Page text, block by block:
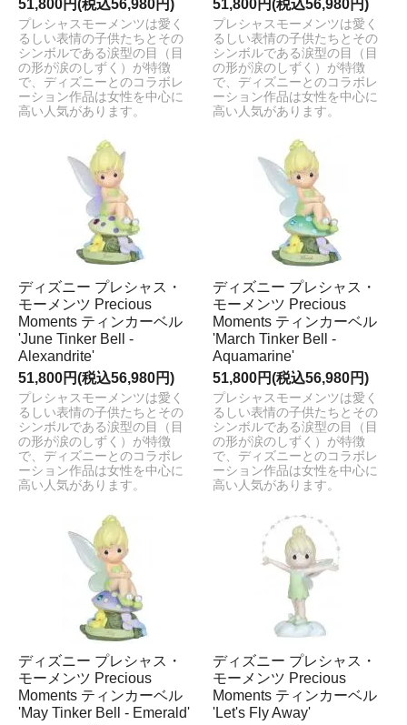
51,800円(税込56,980円)
プレシャスモーメンツは愛く
るしい表情の子供たちとその
シンボルである涙型の目（目
の形が涙のしずく）が特徴
で、ディズニーとのコラボレ
ーション作品は女性を中心に
高い人気があります。
51,800円(税込56,980円)
プレシャスモーメンツは愛く
るしい表情の子供たちとその
シンボルである涙型の目（目
の形が涙のしずく）が特徴
で、ディズニーとのコラボレ
ーション作品は女性を中心に
高い人気があります。
ディズニー プレシャス・
モーメンツ Precious
Moments ティンカーベル
'June Tinker Bell -
Alexandrite'
51,800円(税込56,980円)
プレシャスモーメンツは愛く
るしい表情の子供たちとその
シンボルである涙型の目（目
の形が涙のしずく）が特徴
で、ディズニーとのコラボレ
ーション作品は女性を中心に
高い人気があります。
ディズニー プレシャス・
モーメンツ Precious
Moments ティンカーベル
'March Tinker Bell -
Aquamarine'
51,800円(税込56,980円)
プレシャスモーメンツは愛く
るしい表情の子供たちとその
シンボルである涙型の目（目
の形が涙のしずく）が特徴
で、ディズニーとのコラボレ
ーション作品は女性を中心に
高い人気があります。
ディズニー プレシャス・
モーメンツ Precious
Moments ティンカーベル
'May Tinker Bell - Emerald'
ディズニー プレシャス・
モーメンツ Precious
Moments ティンカーベル
'Let's Fly Away'